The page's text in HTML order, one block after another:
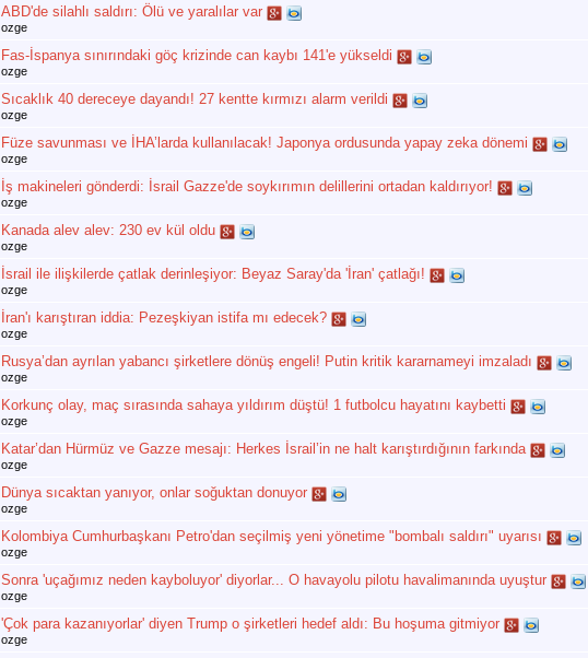
ABD'de silahlı saldırı: Ölü ve yaralılar var
ozge
Fas-İspanya sınırındaki göç krizinde can kaybı 141'e yükseldi
ozge
Sıcaklık 40 dereceye dayandı! 27 kentte kırmızı alarm verildi
ozge
Füze savunması ve İHA’larda kullanılacak! Japonya ordusunda yapay zeka dönemi
ozge
İş makineleri gönderdi: İsrail Gazze'de soykırımın delillerini ortadan kaldırıyor!
ozge
Kanada alev alev: 230 ev kül oldu
ozge
İsrail ile ilişkilerde çatlak derinleşiyor: Beyaz Saray'da 'İran' çatlağı!
ozge
İran'ı karıştıran iddia: Pezeşkiyan istifa mı edecek?
ozge
Rusya’dan ayrılan yabancı şirketlere dönüş engeli! Putin kritik kararnameyi imzaladı
ozge
Korkunç olay, maç sırasında sahaya yıldırım düştü! 1 futbolcu hayatını kaybetti
ozge
Katar’dan Hürmüz ve Gazze mesajı: Herkes İsrail’in ne halt karıştırdığının farkında
ozge
Dünya sıcaktan yanıyor, onlar soğuktan donuyor
ozge
Kolombiya Cumhurbaşkanı Petro'dan seçilmiş yeni yönetime "bombalı saldırı" uyarısı
ozge
Sonra 'uçağımız neden kayboluyor' diyorlar... O havayolu pilotu havalimanında uyuştur
ozge
'Çok para kazanıyorlar' diyen Trump o şirketleri hedef aldı: Bu hoşuma gitmiyor
ozge